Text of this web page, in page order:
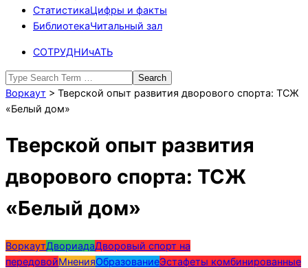
СтатистикаЦифры и факты
БиблиотекаЧитальный зал
СОТРУДНИчАТЬ
Search
Воркаут > Тверской опыт развития дворового спорта: ТСЖ
«Белый дом»
Тверской опыт развития
дворового спорта: ТСЖ
«Белый дом»
ВоркаутДвориадаДворовый спорт на
передовойМненияОбразованиеЭстафеты комбинированные